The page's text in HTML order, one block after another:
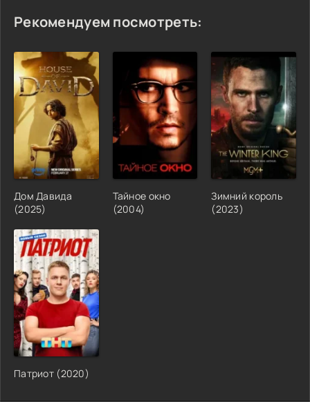
Рекомендуем посмотреть:
Дом Давида
(2025)
Тайное окно
(2004)
Зимний король
(2023)
Патриот (2020)